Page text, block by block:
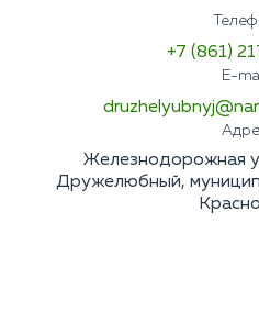
+7 (861)
E-
Железнодорожная
Дружелюбный,